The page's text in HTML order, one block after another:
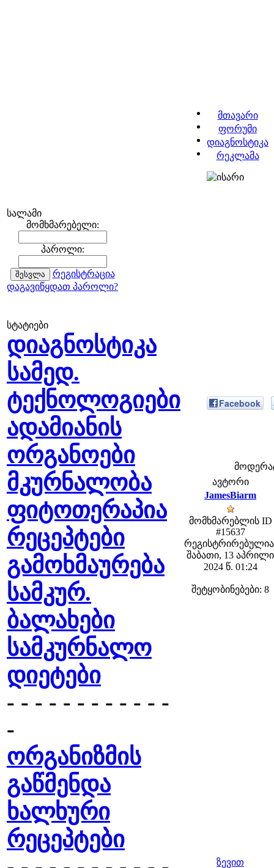
მთავარი
ფორუმი
დიაგნოსტიკა
რეკლამა
სალამი
მომხმარებელი:
პაროლი:
რეგისტრაცია
დაგავიწყდათ პაროლი?
სტატიები
დიაგნოსტიკა
სამედ.
ტექნოლოგიები
ადამიანის
ორგანოები
მკურნალობა
ფიტოთერაპია
რეცეპტები
გამოხმაურება
სამკურ.
ბალახები
სამკურნალო
დიეტები
- - - - - - - - - - - -
-
ორგანიზმის
გაწმენდა
ხალხური
რეცეპტები
Facebook
ავტორი
JamesBiarm
მომხმარებლის ID
#15637
შაბათი, 13 აპრილი
2024 წ. 01:24
შეტყობინებები: 8
ზევით